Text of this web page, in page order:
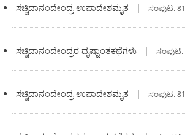
ಸಚ್ಚಿದಾನಂದೇಂದ್ರ ಉಪಾದೇಶಮೃತ | ಸಂಪುಟ.
ಸಚ್ಚಿದಾನಂದೇಂದ್ರರ ದೃಷ್ಟಾಂತಕಥೆಗಳು | ಸಂಪುಟ.
ಸಚ್ಚಿದಾನಂದೇಂದ್ರ ಉಪಾದೇಶಮೃತ | ಸಂಪುಟ.